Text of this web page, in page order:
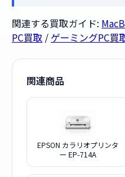
関連する買取ガイド:
PC買取 / ゲーミングPC買
関連商品
EPSON カラリオプリンタ
ー EP-714A